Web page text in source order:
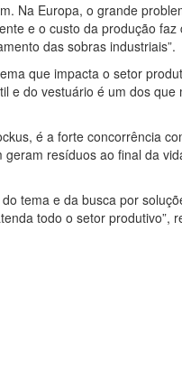
Na Europa, o grande
e o custo da produção
das sobras industriais”.
que impacta o setor
e do vestuário é um dos
é a forte concorrência
resíduos ao final da
tema e da busca por
todo o setor produtivo”,
Fomento